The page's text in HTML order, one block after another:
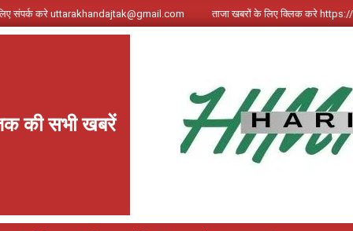
संपर्क करे uttarakhandajtak@gmail.com ताजा खबरों के लिए क्लिक करे
की सभी खबरें